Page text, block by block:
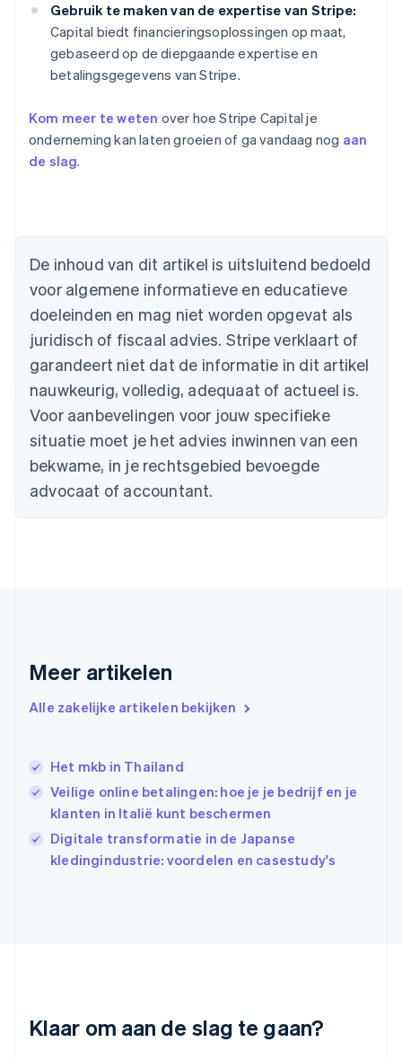
Gebruik te maken van de expertise van Stripe:
Capital biedt financieringsoplossingen op maat,
gebaseerd op de diepgaande expertise en
betalingsgegevens van Stripe.
Kom meer te weten over hoe Stripe Capital je
onderneming kan laten groeien of ga vandaag nog aan
de slag.
De inhoud van dit artikel is uitsluitend bedoeld
voor algemene informatieve en educatieve
doeleinden en mag niet worden opgevat als
juridisch of fiscaal advies. Stripe verklaart of
garandeert niet dat de informatie in dit artikel
nauwkeurig, volledig, adequaat of actueel is.
Voor aanbevelingen voor jouw specifieke
situatie moet je het advies inwinnen van een
bekwame, in je rechtsgebied bevoegde
advocaat of accountant.
Meer artikelen
Alle zakelijke artikelen bekijken
Het mkb in Thailand
Veilige online betalingen: hoe je je bedrijf en je
klanten in Italië kunt beschermen
Digitale transformatie in de Japanse
kledingindustrie: voordelen en casestudy's
Klaar om aan de slag te gaan?
Australië
Português English
Bulgarije
English
Canada
EnglishFrançais
English
Denemarken
Duitsland
DeutschEnglish
Estland
Finland
EnglishSvenska
English
Hongkong SAR, China
English简体中文
English
Italië
ItalianoEnglish
日本語English
Kroatië
FrançaisDeutschEnglish